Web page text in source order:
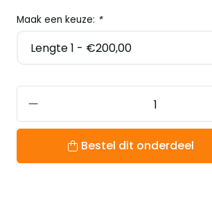
Maak een keuze: *
Bestel dit onderdeel